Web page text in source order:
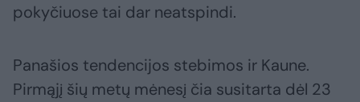
pokyčiuose tai dar neatspindi.
Panašios tendencijos stebimos ir Kaune.
Pirmąjį šių metų mėnesį čia susitarta dėl 23